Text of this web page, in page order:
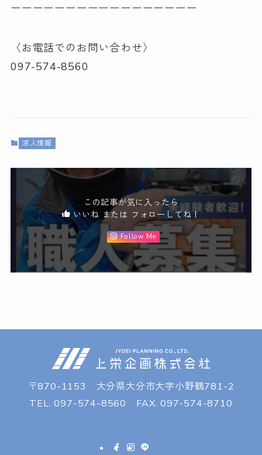
ーーーーーーーーーーーーーーーーー
〈お電話でのお問い合わせ〉
097-574-8560
求人情報
この記事が気に入ったら
いいね または フォローしてね！
Follow Me
〒870-1153 大分県大分市大字小野鶴781-2
TEL. 097-574-8560 FAX. 097-574-8710